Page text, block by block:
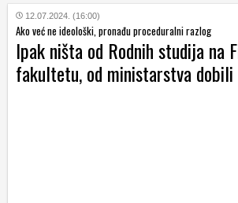
12.07.2024. (16:00)
Ako već ne ideološki, pronađu proceduralni razlog
Ipak ništa od Rodnih studija na
fakultetu, od ministarstva dobili